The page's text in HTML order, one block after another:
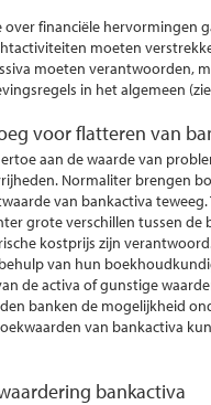
over financiële
moeten
moeten verantwoorden,
in het algemeen
voor flatteren van
ertoe aan de waarde van
Normaliter brengen
van bankactiva
grote verschillen tussen
kostprijs zijn
van hun
de activa of gunstige
banken de mogelijkheid
van bankactiva
bankactiva